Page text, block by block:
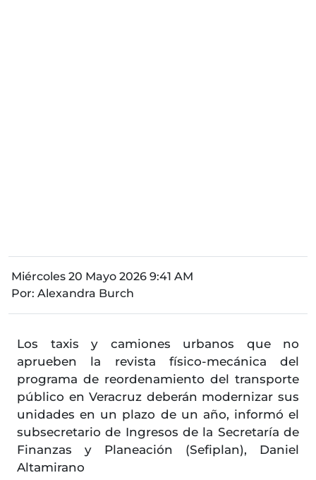
Miércoles 20 Mayo 2026 9:41 AM
Por: Alexandra Burch
Los taxis y camiones urbanos que no
aprueben la revista físico-mecánica del
programa de reordenamiento del transporte
público en Veracruz deberán modernizar sus
unidades en un plazo de un año, informó el
subsecretario de Ingresos de la Secretaría de
Finanzas y Planeación (Sefiplan), Daniel
Altamirano